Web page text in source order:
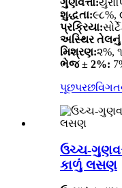
શુદ્ધતા:૯૮%,
પ્રક્રિયા:
અસ્થિર તેલનું
મિશ્રણ:૨%,
ભેજ ± 2%:
પૂછપરછ
ઉચ્ચ-
કાળું લસણ